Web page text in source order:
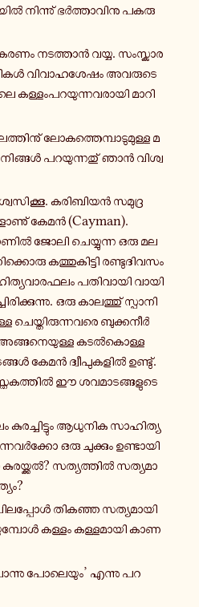
നി­ന്നു് ഭർ­ത്താ­വി­നു പ­ക­രു­
ന­ട­ത്താൻ വയ്യ. സം­സ്കാ­ര­
വി­വാ­ഹ­ശേ­ഷം അ­വ­രു­ടെ
ക­ള്ളം­പ­റ­യു­ന്ന­വ­രാ­യി മാ­റി­
ലോ­ക­ത്തെ­മ്പാ­ടു­മു­ള്ള മ­
പ­റ­യു­ന്ന­തു് ഞാൻ വി­ശ്വ­
ക­രി­ബി­യൻ സ­മു­ദ്ര­
കേമൻ (Cayman).
ജോലി ചെ­യ്യു­ന്ന ഒരു മ­ല­
ക­ത്തു­കി­ട്ടി ര­ണ്ടു­ദി­വ­സം
പ­തി­വാ­യി വാ­യി­
ഒരു കാ­ല­ത്തു് സ്പാ­നി­
ബു­ക്ക­നീർ
അ­ങ്ങ­നെ­യു­ള്ള ക­ടൽ­കൊ­ള്ള­
കേമൻ ദ്വീ­പു­ക­ളിൽ ഉ­ണ്ടു്.
ഈ ശ­വ­മാ­ട­ങ്ങ­ളു­ടെ
കു­ര­ച്ചി­ട്ടും ആ­ധു­നി­ക സാ­ഹി­ത്യ­
ഒരു ചു­ക്കും ഉ­ണ്ടാ­യി­
സ­ത്യ­ത്തിൽ സ­ത്യ­മാ­
തി­ക­ഞ്ഞ സ­ത്യ­മാ­യി
കള്ളം ക­ള്ള­മാ­യി കാ­ണ­
പോ­ലെ­യും’ എന്നു പ­റ­